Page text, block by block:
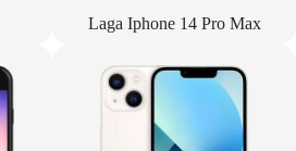
Laga Iphone 14 Pro Max